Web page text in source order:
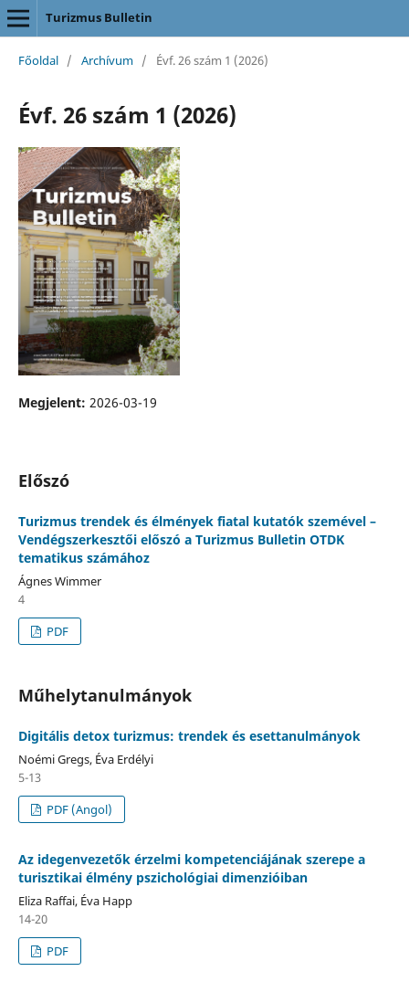
Turizmus Bulletin
Főoldal / Archívum / Évf. 26 szám 1 (2026)
Évf. 26 szám 1 (2026)
Megjelent: 2026-03-19
Előszó
Turizmus trendek és élmények fiatal kutatók szemével –
Vendégszerkesztői előszó a Turizmus Bulletin OTDK
tematikus számához
Ágnes Wimmer
4
PDF
Műhelytanulmányok
Digitális detox turizmus: trendek és esettanulmányok
Noémi Gregs, Éva Erdélyi
5-13
PDF (Angol)
Az idegenvezetők érzelmi kompetenciájának szerepe a
turisztikai élmény pszichológiai dimenzióiban
Eliza Raffai, Éva Happ
14-20
PDF